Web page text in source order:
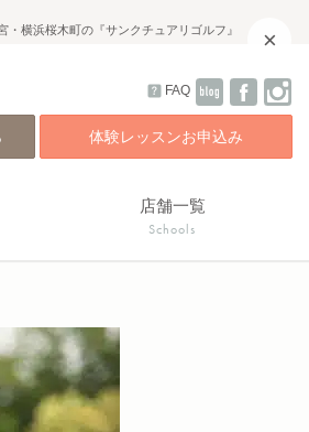
横浜桜木町の『サンクチュアリゴルフ』
FAQ
体験レッスンお申込み
店舗一覧
Schools
×